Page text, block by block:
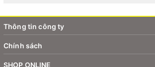
Thông tin công ty
Chính sách
SHOP ONLINE